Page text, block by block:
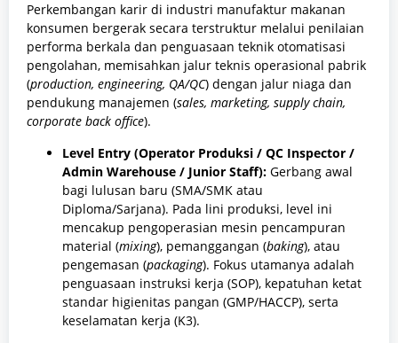
Perkembangan karir di industri manufaktur makanan
konsumen bergerak secara terstruktur melalui penilaian
performa berkala dan penguasaan teknik otomatisasi
pengolahan, memisahkan jalur teknis operasional pabrik
(production, engineering, QA/QC) dengan jalur niaga dan
pendukung manajemen (sales, marketing, supply chain,
corporate back office).
Level Entry (Operator Produksi / QC Inspector /
Admin Warehouse / Junior Staff): Gerbang awal
bagi lulusan baru (SMA/SMK atau
Diploma/Sarjana). Pada lini produksi, level ini
mencakup pengoperasian mesin pencampuran
material (mixing), pemanggangan (baking), atau
pengemasan (packaging). Fokus utamanya adalah
penguasaan instruksi kerja (SOP), kepatuhan ketat
standar higienitas pangan (GMP/HACCP), serta
keselamatan kerja (K3).